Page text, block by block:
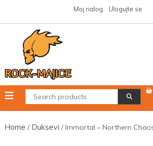
content
Moj nalog Ulogujte se
Home / Duksevi / Immortal – Northern